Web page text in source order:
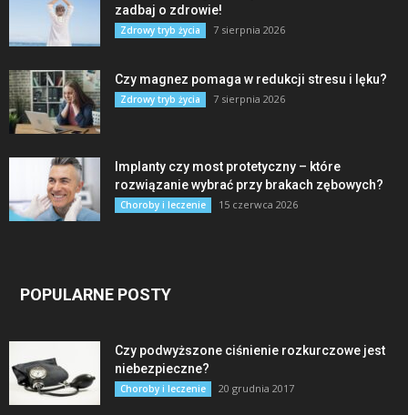
zadbaj o zdrowie!
Zdrowy tryb życia 7 sierpnia 2026
Czy magnez pomaga w redukcji stresu i lęku?
Zdrowy tryb życia 7 sierpnia 2026
Implanty czy most protetyczny – które
rozwiązanie wybrać przy brakach zębowych?
Choroby i leczenie 15 czerwca 2026
POPULARNE POSTY
Czy podwyższone ciśnienie rozkurczowe jest
niebezpieczne?
Choroby i leczenie 20 grudnia 2017